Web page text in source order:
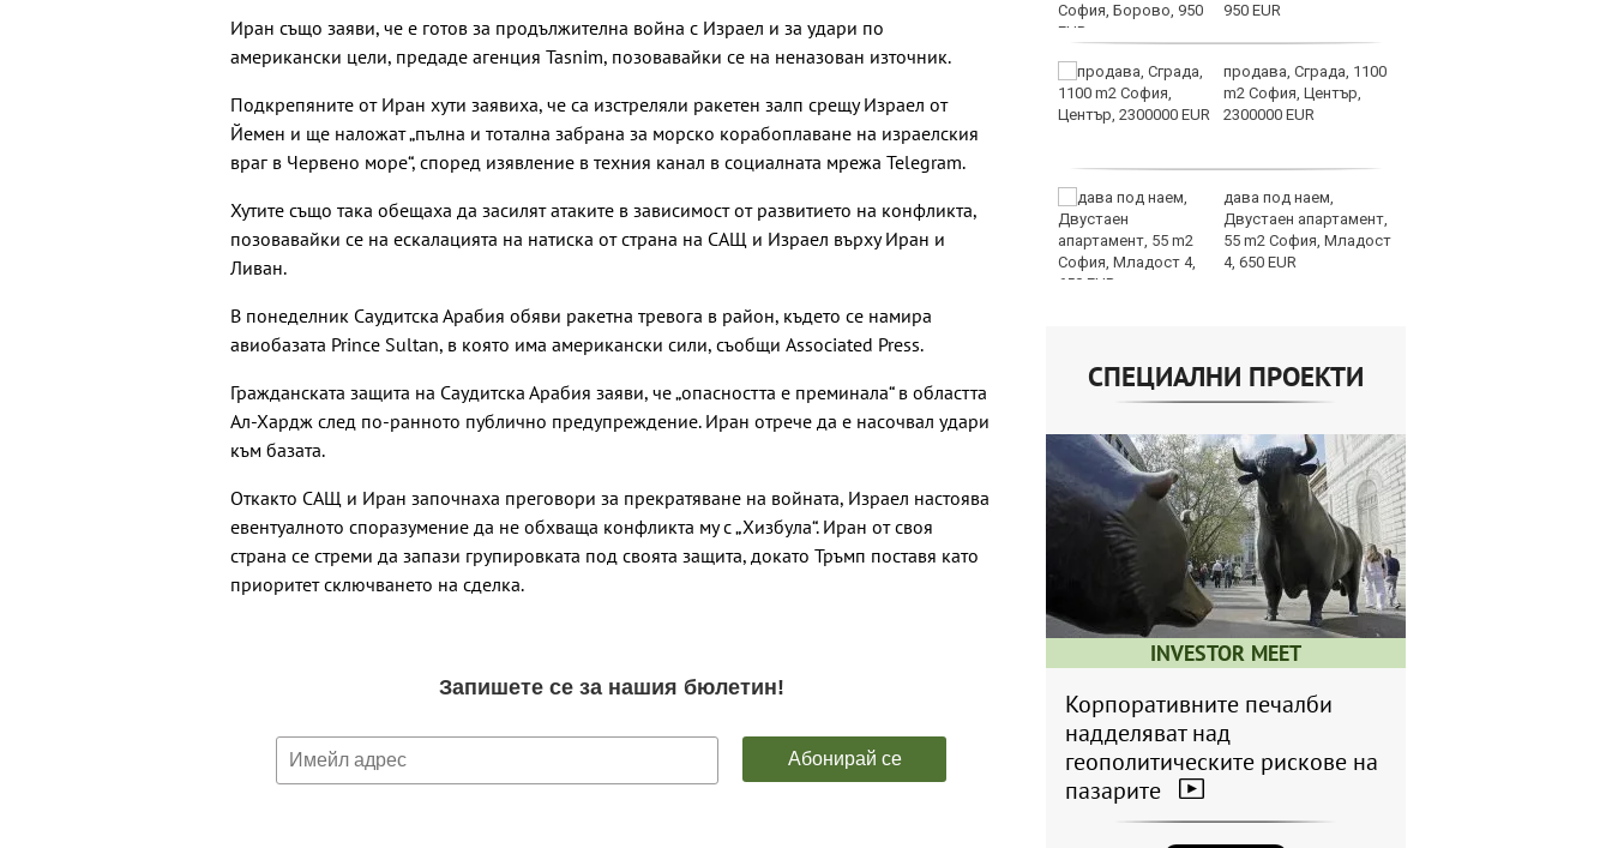
Иран също заяви, че е готов за продължителна война с Израел и за удари по
американски цели, предаде агенция Tasnim, позовавайки се на неназован източник.
Подкрепяните от Иран хути заявиха, че са изстреляли ракетен залп срещу Израел от
Йемен и ще наложат „пълна и тотална забрана за морско корабоплаване на израелския
враг в Червено море“, според изявление в техния канал в социалната мрежа Telegram.
Хутите също така обещаха да засилят атаките в зависимост от развитието на конфликта,
позовавайки се на ескалацията на натиска от страна на САЩ и Израел върху Иран и
Ливан.
В понеделник Саудитска Арабия обяви ракетна тревога в район, където се намира
авиобазата Prince Sultan, в която има американски сили, съобщи Associated Press.
Гражданската защита на Саудитска Арабия заяви, че „опасността е преминала“ в областта
Ал-Хардж след по-ранното публично предупреждение. Иран отрече да е насочвал удари
към базата.
Откакто САЩ и Иран започнаха преговори за прекратяване на войната, Израел настоява
евентуалното споразумение да не обхваща конфликта му с „Хизбула“. Иран от своя
страна се стреми да запази групировката под своята защита, докато Тръмп поставя като
приоритет сключването на сделка.
Аматьорската купа
децата:
Саморазправата не е
950 EUR
продава, Сграда, 1100
m2 София, Център,
2300000 EUR
дава под наем,
Двустаен апартамент,
55 m2 София, Младост
4, 650 EUR
СПЕЦИАЛНИ ПРОЕКТИ
INVESTOR MEET
Корпоративните печалби
надделяват над
геополитическите рискове на
пазарите